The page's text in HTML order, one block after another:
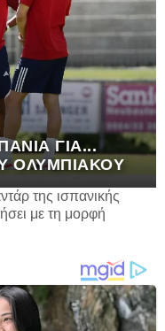
ΓΙΑ...
ΟΛΥΜΠΙΑΚΟΎ
της ισπανικής
με τη μορφή